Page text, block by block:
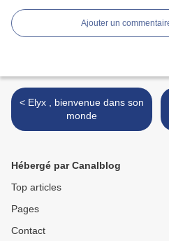
Ajouter un
< Elyx , bienvenue dans son
monde
Hébergé par Canalblog
Top articles
Pages
Contact